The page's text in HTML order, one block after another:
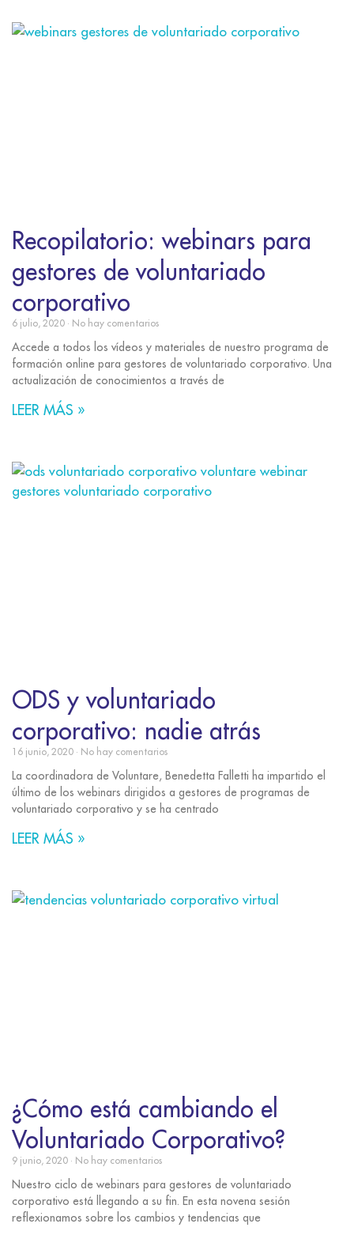
Recopilatorio: webinars para
gestores de voluntariado
corporativo
6 julio, 2020 No hay comentarios
Accede a todos los vídeos y materiales de nuestro programa de
formación online para gestores de voluntariado corporativo. Una
actualización de conocimientos a través de
LEER MÁS »
ODS y voluntariado
corporativo: nadie atrás
16 junio, 2020 No hay comentarios
La coordinadora de Voluntare, Benedetta Falletti ha impartido el
último de los webinars dirigidos a gestores de programas de
voluntariado corporativo y se ha centrado
LEER MÁS »
¿Cómo está cambiando el
Voluntariado Corporativo?
9 junio, 2020 No hay comentarios
Nuestro ciclo de webinars para gestores de voluntariado
corporativo está llegando a su fin. En esta novena sesión
reflexionamos sobre los cambios y tendencias que